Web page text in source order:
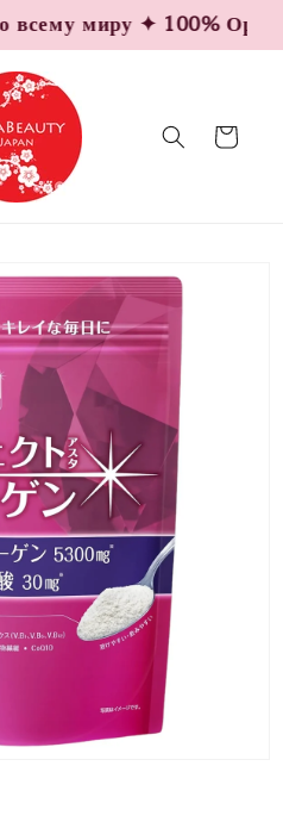
миру ✦ 100%
Корзина